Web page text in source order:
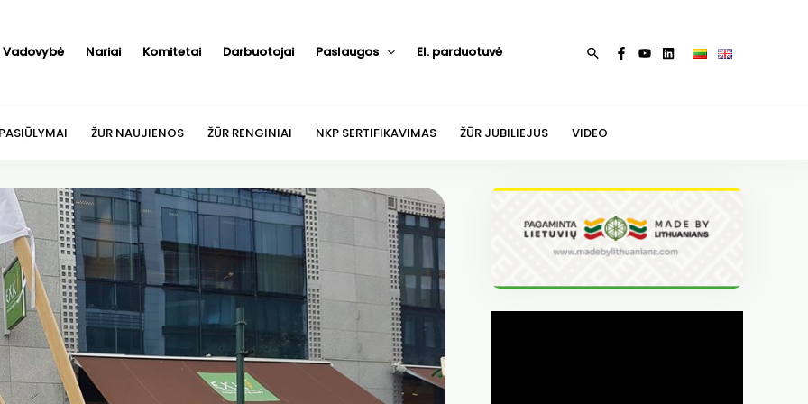
Vadovybė Nariai Komitetai Darbuotojai Paslaugos El. parduotuvė Paieška
ŽUR NAUJIENOS ŽŪR RENGINIAI NKP SERTIFIKAVIMAS ŽŪR JUBILIEJUS VIDEO